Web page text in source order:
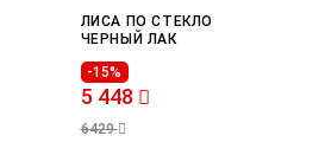
ЛИСА ПО СТЕКЛО
ЧЕРНЫЙ ЛАК
-15%
5 448
6429